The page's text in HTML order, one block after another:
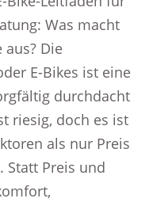
Was macht
aus? Die
E-Bikes ist eine
durchdacht
riesig, doch es ist
als nur Preis
Statt Preis und